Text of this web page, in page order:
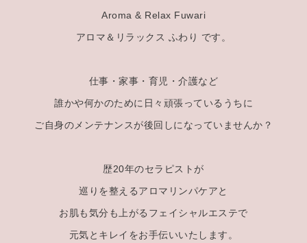
Aroma & Relax Fuwari
アロマ＆リラックス ふわり です。
仕事・家事・育児・介護など
誰かや何かのために日々頑張っているうちに
ご自身のメンテナンスが後回しになっていませんか？
歴20年のセラピストが
巡りを整えるアロマリンパケアと
お肌も気分も上がるフェイシャルエステで
元気とキレイをお手伝いいたします。